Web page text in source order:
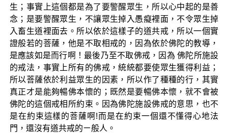
生；事實上這個都是為了要警醒眾生，所以心中起的是善
念；是要警醒眾生，不讓眾生掉入愚癡裡面，不令眾生掉
入畜生道裡面去。所以依於這樣子的道共戒，所以一個實
證般若的菩薩，他是不取相戒的，因為依於佛陀的教導，
是應該如是而行啊！最後乃至不取佛戒，因為 佛陀所施設
的戒法，事實上所有的佛戒，統統都要使眾生獲得利益；
所以菩薩依於利益眾生的因素，所以作了種種的行，其實
真正才是能夠暢佛本懷的；既然是要暢佛本懷，就不會被
佛陀的這個戒相所約束。因為佛陀施設佛戒的意思，也不
是在約束這樣的菩薩啊!而是在約束一個還不懂得心地法
門，還沒有道共戒的ㄧ般人。